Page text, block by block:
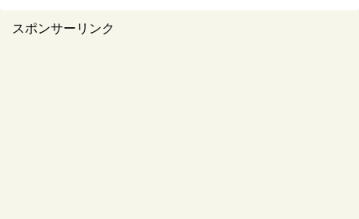
スポンサーリンク